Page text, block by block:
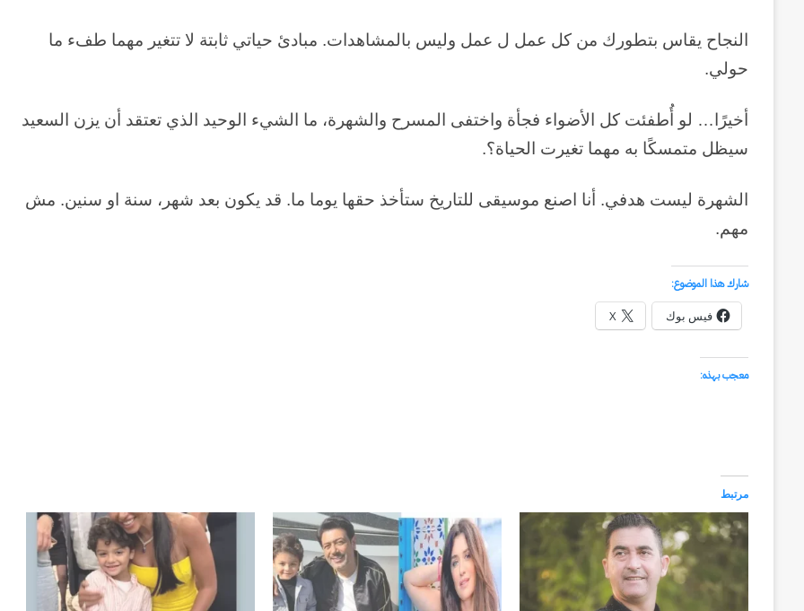
النجاح يقاس بتطورك من كل عمل ل عمل وليس بالمشاهدات. مبادئ حياتي ثابتة لا تتغير مهما طفء ما
حولي.
أخيرًا… لو أُطفئت كل الأضواء فجأة واختفى المسرح والشهرة، ما الشيء الوحيد الذي تعتقد أن يزن السعيد
سيظل متمسكًا به مهما تغيرت الحياة؟.
الشهرة ليست هدفي. أنا اصنع موسيقى للتاريخ ستأخذ حقها يوما ما. قد يكون بعد شهر، سنة او سنين. مش
مهم.
شارك هذا الموضوع:
فيس بوك
X
معجب بهذه:
مرتبط